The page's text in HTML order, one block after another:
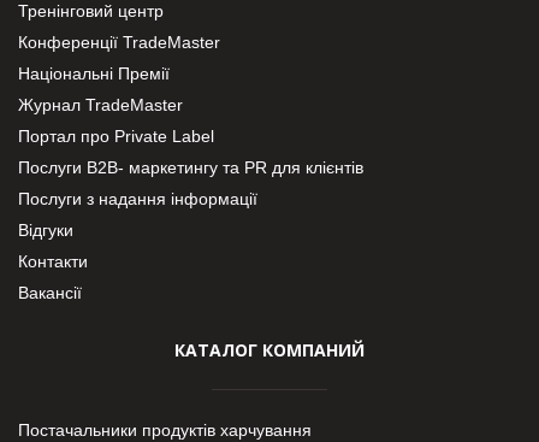
Тренінговий центр
Конференції TradeMaster
Національні Премії
Журнал TradeMaster
Портал про Private Label
Послуги В2В- маркетингу та PR для клієнтів
Послуги з надання інформації
Відгуки
Контакти
Вакансії
КАТАЛОГ КОМПАНИЙ
Постачальники продуктів харчування